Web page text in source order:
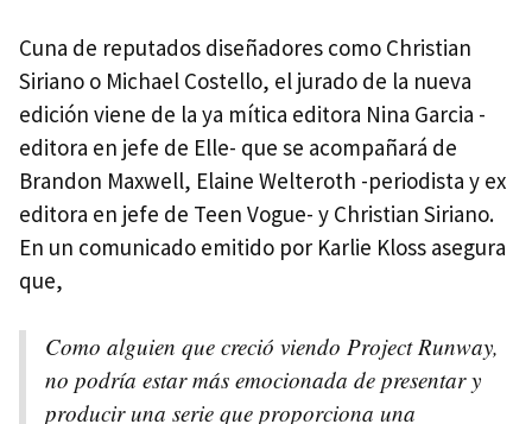
Cuna de reputados diseñadores como Christian
Siriano o Michael Costello, el jurado de la nueva
edición viene de la ya mítica editora Nina Garcia -
editora en jefe de Elle- que se acompañará de
Brandon Maxwell, Elaine Welteroth -periodista y ex
editora en jefe de Teen Vogue- y Christian Siriano.
En un comunicado emitido por Karlie Kloss asegura
que,
Como alguien que creció viendo Project Runway,
no podría estar más emocionada de presentar y
producir una serie que proporciona una